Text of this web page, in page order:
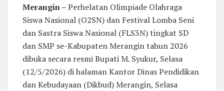
Merangin –Perhelatan Olimpiade Olahraga
Siswa Nasional (O2SN) dan Festival Lomba Seni
dan Sastra Siswa Nasional (FLS3N) tingkat SD
dan SMP se-Kabupaten Merangin tahun 2026
dibuka secara resmi Bupati M. Syukur, Selasa
(12/5/2026) di halaman Kantor Dinas Pendidikan
dan Kebudayaan (Dikbud) Merangin, Selasa